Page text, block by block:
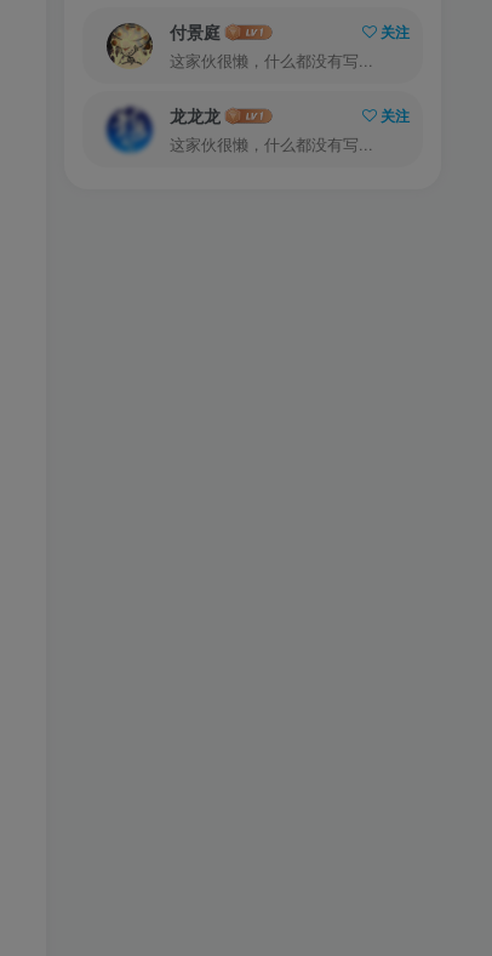
付景庭
关注
这家伙很懒，什么都没有写...
龙龙龙
关注
这家伙很懒，什么都没有写...